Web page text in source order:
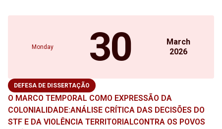
Monday 30
March
2026
DEFESA DE DISSERTAÇÃO
O MARCO TEMPORAL COMO EXPRESSÃO DA
COLONIALIDADE:ANÁLISE CRÍTICA DAS DECISÕES DO
STF E DA VIOLÊNCIA TERRITORIALCONTRA OS POVOS